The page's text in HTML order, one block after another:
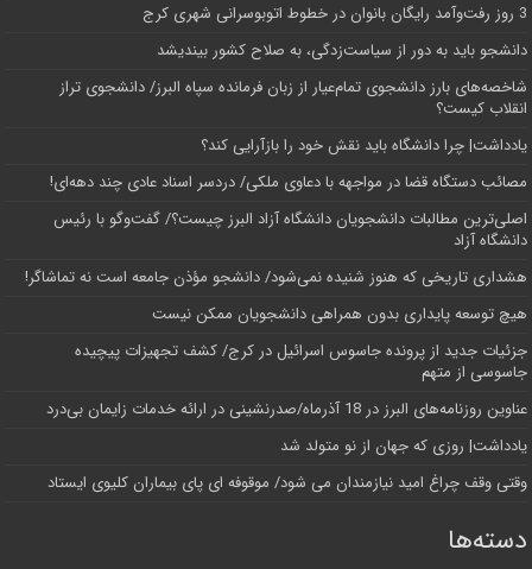
3 روز رفت‌وآمد رایگان بانوان در خطوط اتوبوسرانی شهری کرج
دانشجو باید به دور از سیاست‌زدگی، به صلاح کشور بیندیشد
شاخصه‌های بارز دانشجوی تمام‌عیار از زبان فرمانده سپاه البرز/ دانشجوی تراز
انقلاب کیست؟
یادداشت| چرا دانشگاه باید نقش خود را بازآرایی کند؟
مصائب دستگاه قضا در مواجهه با دعاوی ملکی/ دردسر اسناد عادی چند‌ دهه‌ای!
اصلی‌ترین مطالبات دانشجویان دانشگاه آزاد البرز چیست؟/ گفت‌وگو با رئیس
دانشگاه آز‌اد
هشداری تاریخی که هنوز شنیده نمی‌شود/ دانشجو مؤذن جامعه است نه تماشاگر!
هیچ توسعه پایداری بدون همراهی دانشجویان ممکن نیست
جزئیات جدید از پرونده جاسوس اسرائیل در کرج/‌ کشف تجهیزات پیچیده
جاسوسی از متهم
عناوین روزنامه‌های البرز در ‌18 آذرماه/صدرنشینی در ارائه خدمات زایمان بی‌درد
یادداشت| روزی که جهان از نو متولد شد
وقتی وقف چراغ امید نیازمندان می شود/ موقوفه ای پای بیماران کلیوی ایستاد
دسته‌ها